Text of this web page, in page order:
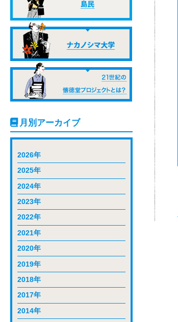
月別アーカイブ
2026年
2025年
2024年
2023年
2022年
2021年
2020年
2019年
2018年
2017年
2014年